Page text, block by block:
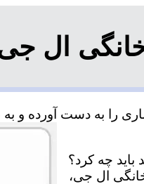
ال جی
را به دست آورده و به
چه کرد؟
خانگی ال جی،